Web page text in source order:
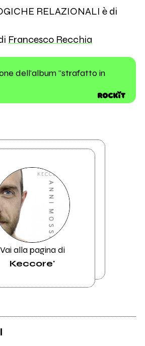
RELAZIONALI è di
Francesco Recchia
dell'album "strafatto in
Vai alla pagina di
Keccore'